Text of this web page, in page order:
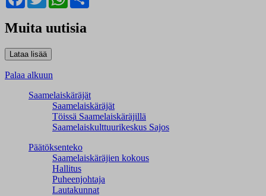
Muita uutisia
Palaa alkuun
Saamelaiskäräjät
Saamelaiskäräjät
Töissä Saamelaiskäräjillä
Saamelaiskulttuuri­keskus Sajos
Päätöksenteko
Saamelaiskäräjien kokous
Hallitus
Puheenjohtaja
Lautakunnat